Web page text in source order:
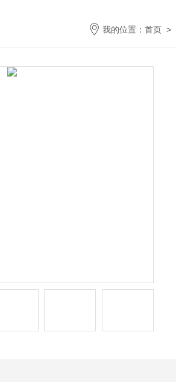
我的位置： 首页 >